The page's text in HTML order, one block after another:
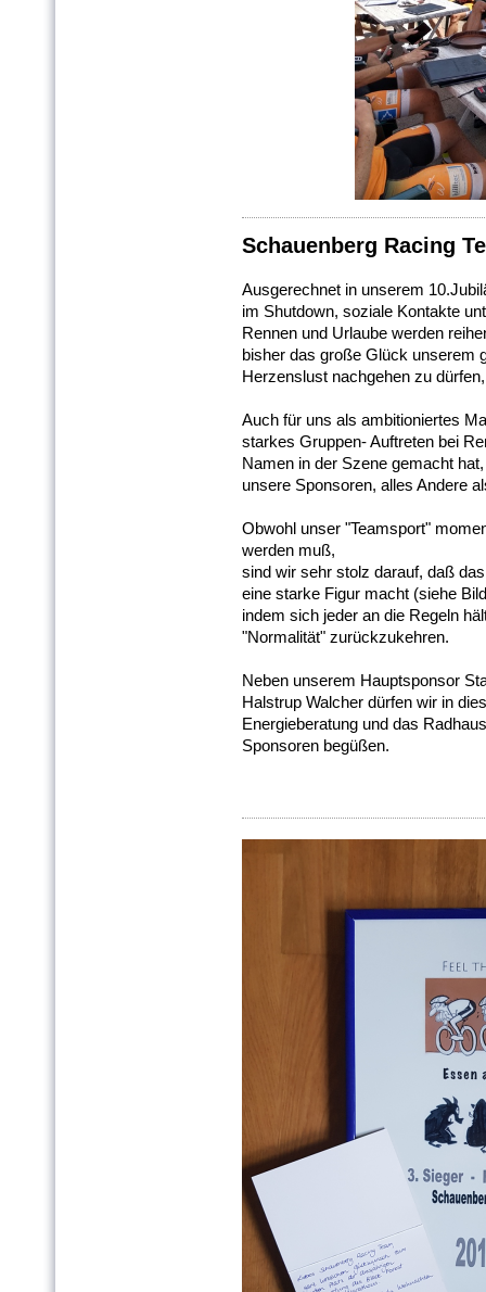
Schauenberg Racing
Ausgerechnet in unserem
im Shutdown, soziale Kontakte
Rennen und Urlaube werden
bisher das große Glück unserem
Herzenslust nachgehen zu
Auch für uns als ambitioniertes
starkes Gruppen- Auftreten bei
Namen in der Szene gemacht
unsere Sponsoren, alles Andere
Obwohl unser "Teamsport"
werden muß,
sind wir sehr stolz darauf, daß
eine starke Figur macht (siehe
indem sich jeder an die Regeln
"Normalität" zurückzukehren.
Neben unserem Hauptsponsor
Halstrup Walcher dürfen wir in
Energieberatung und das
Sponsoren begüßen.